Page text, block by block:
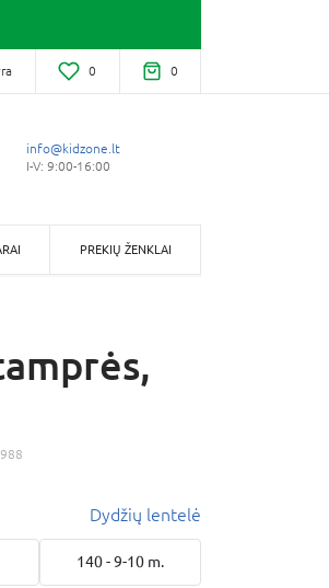
0 0
info@kidzone.lt
I-V: 9:00-16:00
PREKIŲ ŽENKLAI
Dydžių lentelė
140 - 9-10 m.